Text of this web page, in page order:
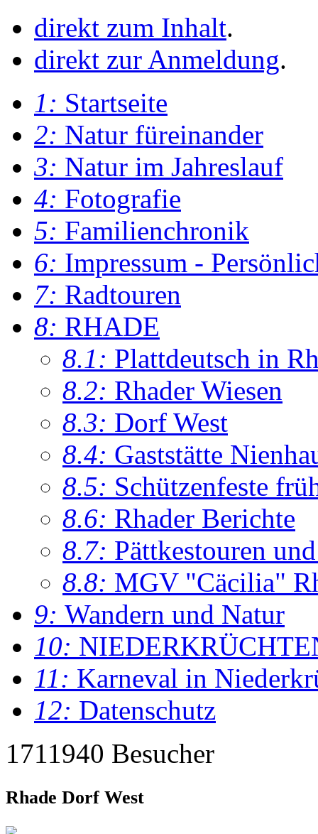
direkt zum Inhalt.
direkt zur Anmeldung.
1: Startseite
2: Natur füreinander
3: Natur im Jahreslauf
4: Fotografie
5: Familienchronik
6: Impressum -
7: Radtouren
8: RHADE
8.1: Plattdeutsch in
8.2: Rhader Wiesen
8.3: Dorf West
8.4: Gaststätte
8.5: Schützenfeste
8.6: Rhader Berichte
8.7: Pättkestouren
8.8: MGV "Cäcilia"
9: Wandern und Natur
10:
11: Karneval in
12: Datenschutz
1711940 Besucher
Rhade Dorf West